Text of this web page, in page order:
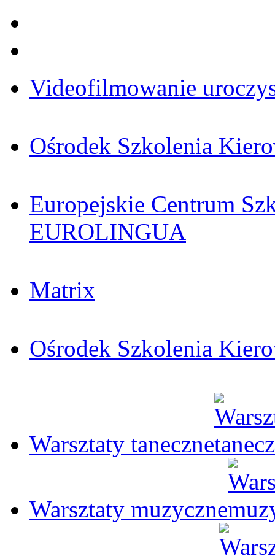
Videofilmowanie
Ośrodek Szkolenia
Europejskie Centrum
EUROLINGUA
Matrix
Ośrodek Szkolenia
Warsztaty taneczne
Warsztaty muzyczne